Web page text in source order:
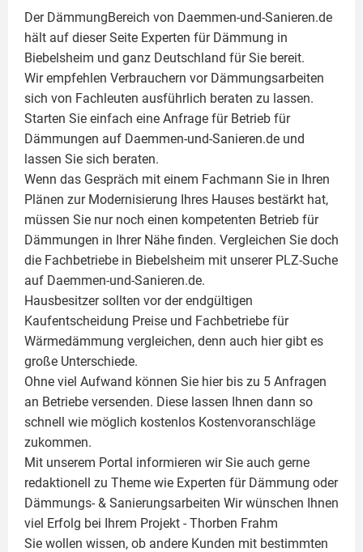
Der DämmungBereich von Daemmen-und-Sanieren.de
hält auf dieser Seite Experten für Dämmung in
Biebelsheim und ganz Deutschland für Sie bereit.
Wir empfehlen Verbrauchern vor Dämmungsarbeiten
sich von Fachleuten ausführlich beraten zu lassen.
Starten Sie einfach eine Anfrage für Betrieb für
Dämmungen auf Daemmen-und-Sanieren.de und
lassen Sie sich beraten.
Wenn das Gespräch mit einem Fachmann Sie in Ihren
Plänen zur Modernisierung Ihres Hauses bestärkt hat,
müssen Sie nur noch einen kompetenten Betrieb für
Dämmungen in Ihrer Nähe finden. Vergleichen Sie doch
die Fachbetriebe in Biebelsheim mit unserer PLZ-Suche
auf Daemmen-und-Sanieren.de.
Hausbesitzer sollten vor der endgültigen
Kaufentscheidung Preise und Fachbetriebe für
Wärmedämmung vergleichen, denn auch hier gibt es
große Unterschiede.
Ohne viel Aufwand können Sie hier bis zu 5 Anfragen
an Betriebe versenden. Diese lassen Ihnen dann so
schnell wie möglich kostenlos Kostenvoranschläge
zukommen.
Mit unserem Portal informieren wir Sie auch gerne
redaktionell zu Theme wie Experten für Dämmung oder
Dämmungs- & Sanierungsarbeiten Wir wünschen Ihnen
viel Erfolg bei Ihrem Projekt - Thorben Frahm
Sie wollen wissen, ob andere Kunden mit bestimmten